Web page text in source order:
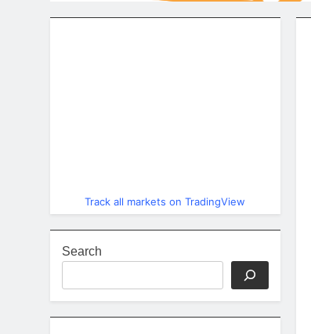
Track all markets on TradingView
Search